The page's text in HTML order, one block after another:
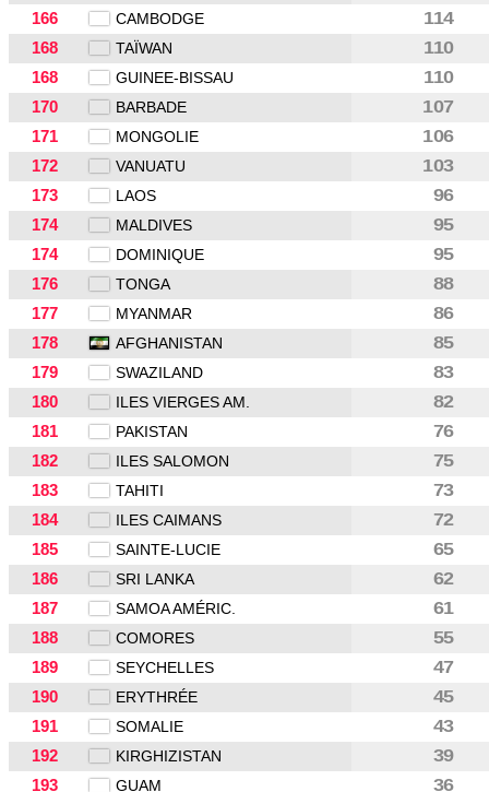
166
CAMBODGE
114
168
TAÏWAN
110
168
GUINEE-BISSAU
110
170
BARBADE
107
171
MONGOLIE
106
172
VANUATU
103
173
LAOS
96
174
MALDIVES
95
174
DOMINIQUE
95
176
TONGA
88
177
MYANMAR
86
178
AFGHANISTAN
85
179
SWAZILAND
83
180
ILES VIERGES AM.
82
181
PAKISTAN
76
182
ILES SALOMON
75
183
TAHITI
73
184
ILES CAIMANS
72
185
SAINTE-LUCIE
65
186
SRI LANKA
62
187
SAMOA AMÉRIC.
61
188
COMORES
55
189
SEYCHELLES
47
190
ERYTHRÉE
45
191
SOMALIE
43
192
KIRGHIZISTAN
39
193
GUAM
36